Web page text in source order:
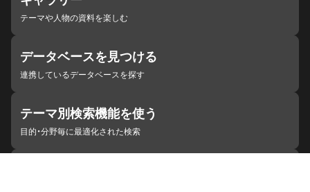
テーマや人物の資料を楽しむ
データベースを見つける
連携しているデータベースを探す
テーマ別検索機能を使う
目的・分野毎に最適化された検索